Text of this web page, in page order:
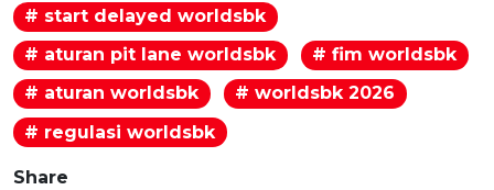
# start delayed worldsbk
# aturan pit lane worldsbk
# fim worldsbk
# aturan worldsbk
# worldsbk 2026
# regulasi worldsbk
Share